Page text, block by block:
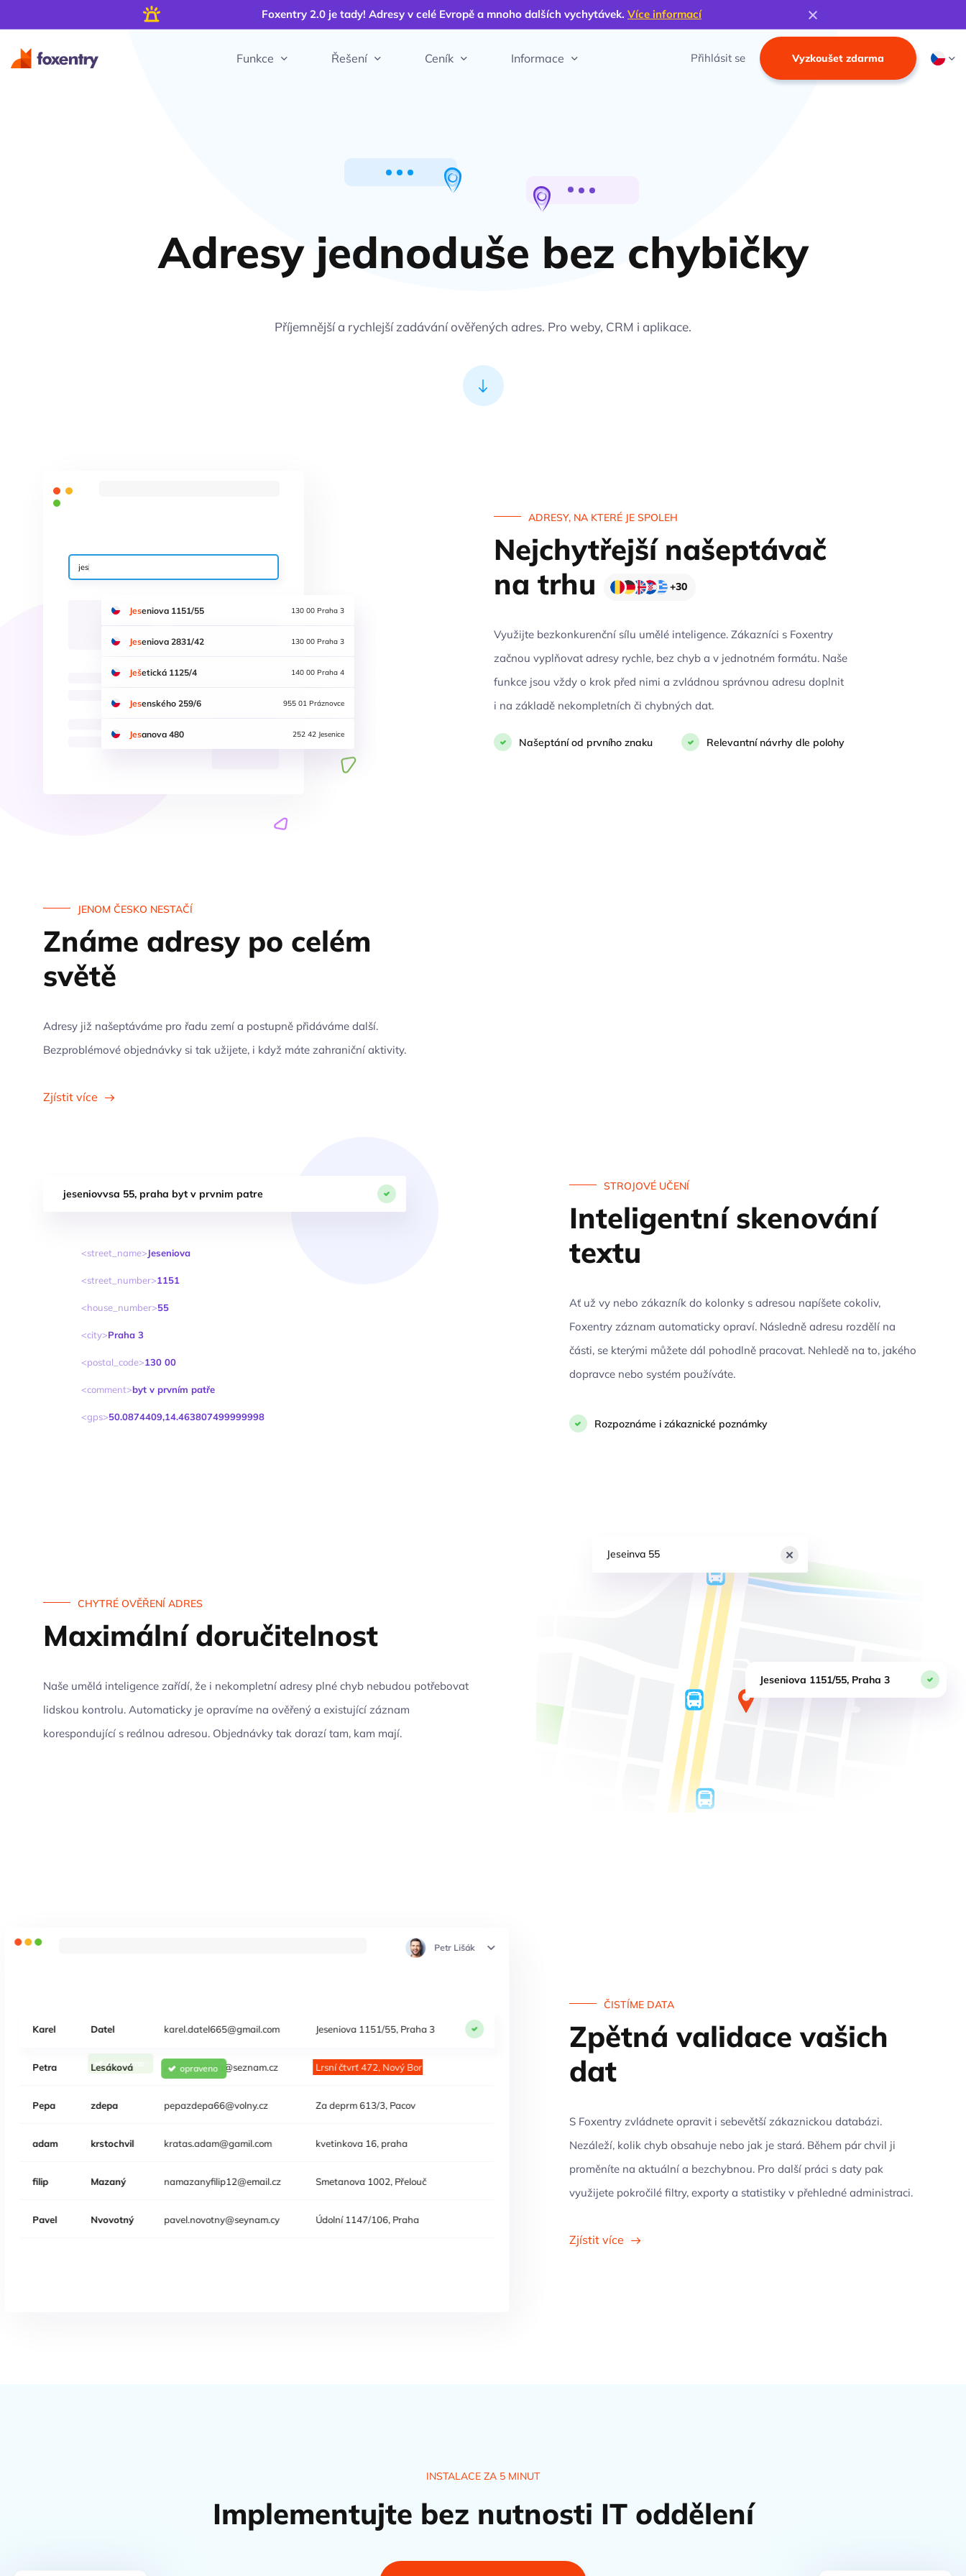
Foxentry 2.0 je tady! Adresy v celé Evropě a mnoho dalších vychytávek. Více informací
Funkce Řešení Ceník Informace Přihlásit se Vyzkoušet zdarma
Adresy jednoduše bez chybičky
Příjemnější a rychlejší zadávání ověřených adres. Pro weby, CRM i aplikace.
jes
Jeseniova 1151/55 130 00 Praha 3
Jeseniova 2831/42 130 00 Praha 3
Ješetická 1125/4 140 00 Praha 4
Jesenského 259/6 955 01 Práznovce
Jesanova 480 252 42 Jesenice
ADRESY, NA KTERÉ JE SPOLEH
Nejchytřejší našeptávač
na trhu
+30
Využijte bezkonkurenční sílu umělé inteligence. Zákazníci s Foxentry
začnou vyplňovat adresy rychle, bez chyb a v jednotném formátu. Naše
funkce jsou vždy o krok před nimi a zvládnou správnou adresu doplnit
i na základě nekompletních či chybných dat.
Našeptání od prvního znaku Relevantní návrhy dle polohy
JENOM ČESKO NESTAČÍ
Známe adresy po celém
světě
Adresy již našeptáváme pro řadu zemí a postupně přidáváme další.
Bezproblémové objednávky si tak užijete, i když máte zahraniční aktivity.
Zjístit více
jeseniovvsa 55, praha byt v prvnim patre
street_name Jeseniova
street_number 1151
house_number 55
city Praha 3
postal_code 130 00
comment byt v prvním patře
gps 50.0874409,14.463807499999998
STROJOVÉ UČENÍ
Inteligentní skenování
textu
Ať už vy nebo zákazník do kolonky s adresou napíšete cokoliv,
Foxentry záznam automaticky opraví. Následně adresu rozdělí na
části, se kterými můžete dál pohodlně pracovat. Nehledě na to, jakého
dopravce nebo systém používáte.
Rozpoznáme i zákaznické poznámky
CHYTRÉ OVĚŘENÍ ADRES
Maximální doručitelnost
Naše umělá inteligence zařídí, že i nekompletní adresy plné chyb nebudou potřebovat
lidskou kontrolu. Automaticky je opravíme na ověřený a existující záznam
korespondující s reálnou adresou. Objednávky tak dorazí tam, kam mají.
Jeseinva 55
Jeseniova 1151/55, Praha 3
Petr Lišák
Karel Datel karel.datel665@gmail.com Jeseniova 1151/55, Praha 3
Petra Lesáková petruse.z.lesa@seznam.cz Lesní čtvrť 472, Nový Bor
Josef Zdepa pepazdepa66@volny.cz
E-mail již neexistuje
Za depem 613/3, Pacov
adam krstochvil kratas.adam@gamil.com kvetinkova 16, praha
filip Mazaný namazanyfilip12@email.cz Smetanova 1002, Přelouč
Pavel Nvovotný pavel.novotny@seynam.cy Údolní 1147/106, Praha
ČISTÍME DATA
Zpětná validace vašich
dat
S Foxentry zvládnete opravit i sebevětší zákaznickou databázi.
Nezáleží, kolik chyb obsahuje nebo jak je stará. Během pár chvil ji
proměníte na aktuální a bezchybnou. Pro další práci s daty pak
využijete pokročilé filtry, exporty a statistiky v přehledné administraci.
Zjístit více
INSTALACE ZA 5 MINUT
Implementujte bez nutnosti IT oddělení